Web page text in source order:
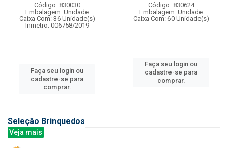
Código: 830030
Embalagem: Unidade
Caixa Com: 36 Unidade(s)
Inmetro: 006758/2019
Faça seu login ou
cadastre-se para
comprar.
Código: 830624
Embalagem: Unidade
Caixa Com: 60 Unidade(s)
Faça seu login ou
cadastre-se para
comprar.
Seleção Brinquedos
Veja mais